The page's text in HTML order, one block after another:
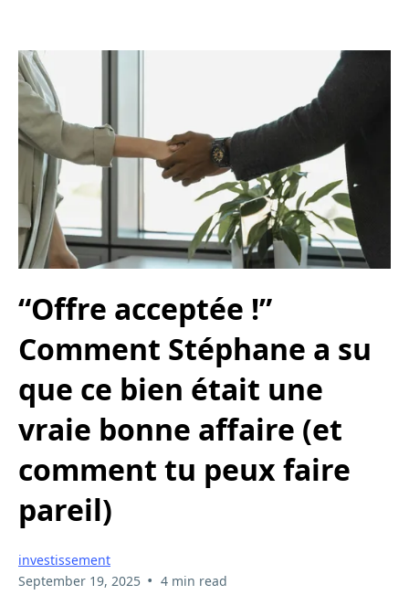
“Offre acceptée !”
Comment Stéphane a su
que ce bien était une
vraie bonne affaire (et
comment tu peux faire
pareil)
investissement
September 19, 2025 • 4 min read